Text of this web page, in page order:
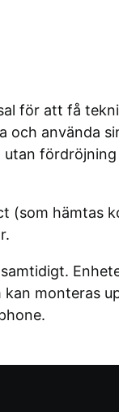
för att få
och använda
(som hämtas
monteras